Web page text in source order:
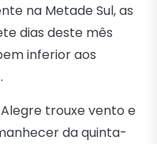
na Metade Sul, as
dias deste mês
inferior aos
trouxe vento e
da quinta-